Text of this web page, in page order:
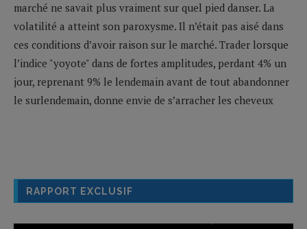
marché ne savait plus vraiment sur quel pied danser. La
volatilité a atteint son paroxysme. Il n’était pas aisé dans
ces conditions d’avoir raison sur le marché. Trader lorsque
l’indice "yoyote" dans de fortes amplitudes, perdant 4% un
jour, reprenant 9% le lendemain avant de tout abandonner
le surlendemain, donne envie de s’arracher les cheveux
RAPPORT EXCLUSIF